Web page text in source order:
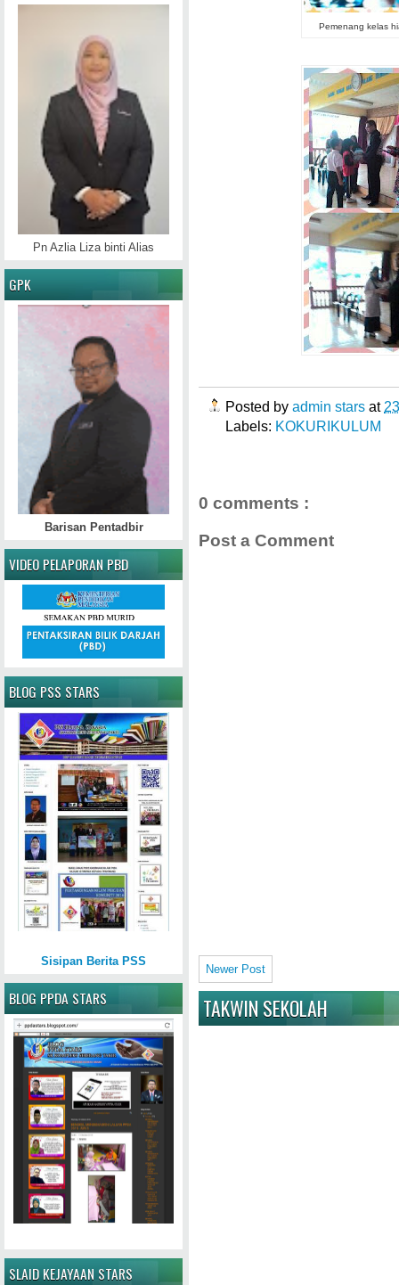
Pemenang kelas
Posted by admin stars at
Labels: KOKURIKULUM
0 comments :
Post a Comment
Newer Post
TAKWIN SEKOLAH
Pn Azlia Liza binti Alias
GPK
Barisan Pentadbir
VIDEO PELAPORAN PBD
BLOG PSS STARS
Sisipan Berita PSS
BLOG PPDA STARS
SLAID KEJAYAAN STARS